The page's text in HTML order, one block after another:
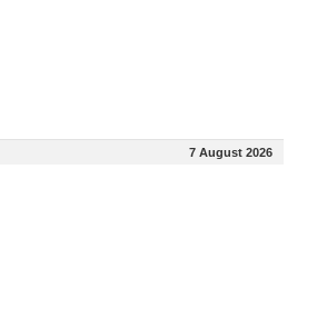
7 August 2026